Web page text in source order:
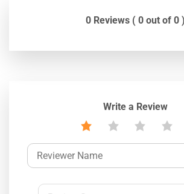
0 Reviews ( 0 out of 0 )
Write a Review